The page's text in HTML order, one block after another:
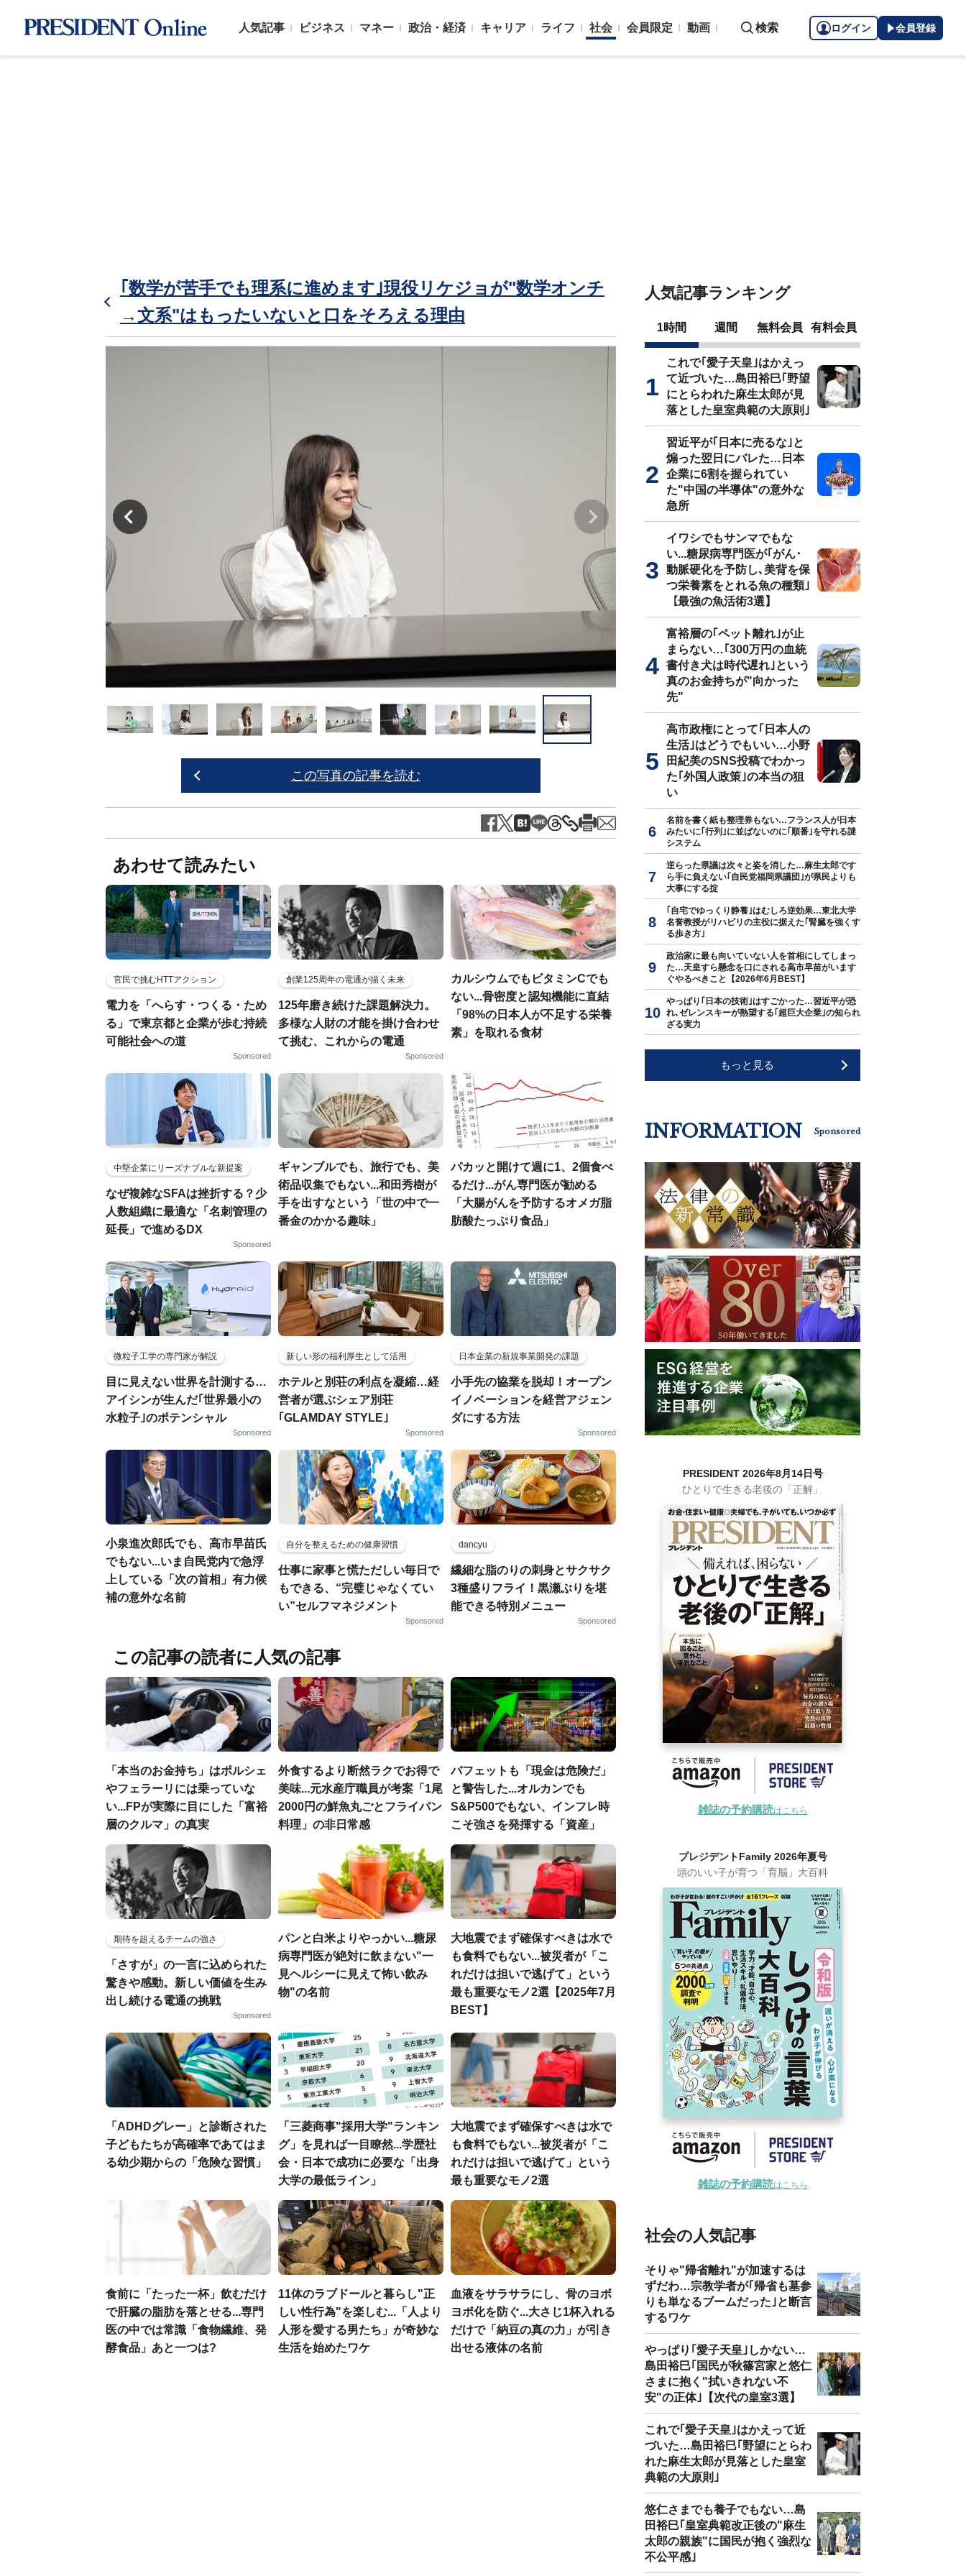
人気記事 ビジネス マネー 政治・経済 キャリア ライフ 社会 会員限定 動画 検索 ログイン 会員登録
｢数学が苦手でも理系に進めます｣現役リケジョが"数学オンチ
→文系"はもったいないと口をそろえる理由
この写真の記事を読む
あわせて読みたい
官民で挑むHTTアクション
電力を「へらす・つくる・ため
る」で東京都と企業が歩む持続
可能社会への道
Sponsored
創業125周年の電通が描く未来
125年磨き続けた課題解決力。
多様な人財の才能を掛け合わせ
て挑む、これからの電通
Sponsored
カルシウムでもビタミンCでも
ない...骨密度と認知機能に直結
「98%の日本人が不足する栄養
素」を取れる食材
中堅企業にリーズナブルな新提案
なぜ複雑なSFAは挫折する？少
人数組織に最適な「名刺管理の
延長」で進めるDX
Sponsored
ギャンブルでも、旅行でも、美
術品収集でもない...和田秀樹が
手を出すなという「世の中で一
番金のかかる趣味」
パカッと開けて週に1、2個食べ
るだけ...がん専門医が勧める
「大腸がんを予防するオメガ脂
肪酸たっぷり食品」
微粒子工学の専門家が解説
目に見えない世界を計測する…
アイシンが生んだ｢世界最小の
水粒子｣のポテンシャル
Sponsored
新しい形の福利厚生として活用
ホテルと別荘の利点を凝縮…経
営者が選ぶシェア別荘
｢GLAMDAY STYLE｣
Sponsored
日本企業の新規事業開発の課題
小手先の協業を脱却！オープン
イノベーションを経営アジェン
ダにする方法
Sponsored
小泉進次郎氏でも、高市早苗氏
でもない...いま自民党内で急浮
上している「次の首相」有力候
補の意外な名前
自分を整えるための健康習慣
仕事に家事と慌ただしい毎日で
もできる、“完璧じゃなくてい
い”セルフマネジメント
Sponsored
dancyu
繊細な脂のりの刺身とサクサク
3種盛りフライ！黒瀬ぶりを堪
能できる特別メニュー
Sponsored
この記事の読者に人気の記事
「本当のお金持ち」はポルシェ
やフェラーリには乗っていな
い...FPが実際に目にした「富裕
層のクルマ」の真実
外食するより断然ラクでお得で
美味...元水産庁職員が考案「1尾
2000円の鮮魚丸ごとフライパン
料理」の非日常感
バフェットも「現金は危険だ」
と警告した...オルカンでも
S&P500でもない、インフレ時
こそ強さを発揮する「資産」
期待を超えるチームの強さ
「さすが」の一言に込められた
驚きや感動。新しい価値を生み
出し続ける電通の挑戦
Sponsored
パンと白米よりやっかい...糖尿
病専門医が絶対に飲まない"一
見ヘルシーに見えて怖い飲み
物"の名前
大地震でまず確保すべきは水で
も食料でもない...被災者が「こ
れだけは担いで逃げて」という
最も重要なモノ2選【2025年7月
BEST】
「ADHDグレー」と診断された
子どもたちが高確率であてはま
る幼少期からの「危険な習慣」
「三菱商事"採用大学"ランキン
グ」を見れば一目瞭然...学歴社
会・日本で成功に必要な「出身
大学の最低ライン」
大地震でまず確保すべきは水で
も食料でもない...被災者が「こ
れだけは担いで逃げて」という
最も重要なモノ2選
食前に「たった一杯」飲むだけ
で肝臓の脂肪を落とせる...専門
医の中では常識「食物繊維、発
酵食品」あと一つは?
11体のラブドールと暮らし"正
しい性行為"を楽しむ...「人より
人形を愛する男たち」が奇妙な
生活を始めたワケ
血液をサラサラにし、骨のヨボ
ヨボ化を防ぐ...大さじ1杯入れる
だけで「納豆の真の力」が引き
出せる液体の名前
人気記事ランキング
1時間 週間 無料会員 有料会員
これで｢愛子天皇｣はかえっ
て近づいた…島田裕巳｢野望
にとらわれた麻生太郎が見
落とした皇室典範の大原則｣
習近平が｢日本に売るな｣と
煽った翌日にバレた…日本
企業に6割を握られてい
た"中国の半導体"の意外な
急所
イワシでもサンマでもな
い...糖尿病専門医が｢がん･
動脈硬化を予防し､美背を保
つ栄養素をとれる魚の種類｣
【最強の魚活術3選】
富裕層の｢ペット離れ｣が止
まらない…｢300万円の血統
書付き犬は時代遅れ｣という
真のお金持ちが"向かった
先"
高市政権にとって｢日本人の
生活｣はどうでもいい…小野
田紀美のSNS投稿でわかっ
た｢外国人政策｣の本当の狙
い
名前を書く紙も整理券もない…フランス人が日本
みたいに｢行列｣に並ばないのに｢順番｣を守れる謎
システム
逆らった県議は次々と姿を消した…麻生太郎です
ら手に負えない｢自民党福岡県議団｣が県民よりも
大事にする掟
｢自宅でゆっくり静養｣はむしろ逆効果…東北大学
名誉教授がリハビリの主役に据えた｢腎臓を強くす
る歩き方｣
政治家に最も向いていない人を首相にしてしまっ
た…天皇すら懸念を口にされる高市早苗がいます
ぐやるべきこと【2026年6月BEST】
やっぱり｢日本の技術｣はすごかった…習近平が恐
れ､ゼレンスキーが熱望する｢超巨大企業｣の知られ
ざる実力
もっと見る
INFORMATION Sponsored
PRESIDENT 2026年8月14日号
ひとりで生きる老後の「正解」
雑誌の予約購読はこちら
プレジデントFamily 2026年夏号
頭のいい子が育つ「育脳」大百科
雑誌の予約購読はこちら
社会の人気記事
そりゃ"帰省離れ"が加速するは
ずだわ…宗教学者が｢帰省も墓参
りも単なるブームだった｣と断言
するワケ
やっぱり｢愛子天皇｣しかない…
島田裕巳｢国民が秋篠宮家と悠仁
さまに抱く"拭いきれない不
安"の正体｣【次代の皇室3選】
これで｢愛子天皇｣はかえって近
づいた…島田裕巳｢野望にとらわ
れた麻生太郎が見落とした皇室
典範の大原則｣
悠仁さまでも養子でもない…島
田裕巳｢皇室典範改正後の"麻生
太郎の親族"に国民が抱く強烈な
不公平感｣